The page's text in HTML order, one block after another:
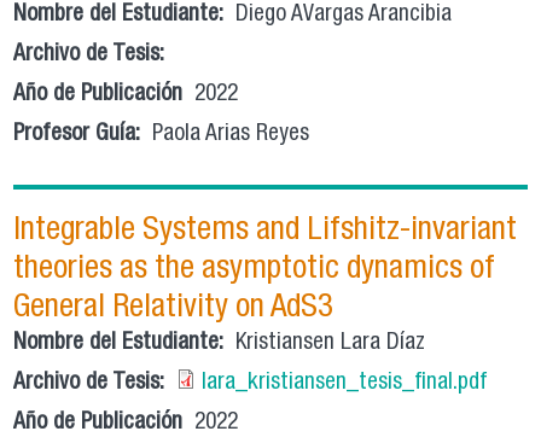
Nombre del Estudiante: Diego AVargas Arancibia
Archivo de Tesis:
Año de Publicación 2022
Profesor Guía: Paola Arias Reyes
Integrable Systems and Lifshitz-invariant
theories as the asymptotic dynamics of
General Relativity on AdS3
Nombre del Estudiante: Kristiansen Lara Díaz
Archivo de Tesis:
lara_kristiansen_tesis_final.pdf
Año de Publicación 2022